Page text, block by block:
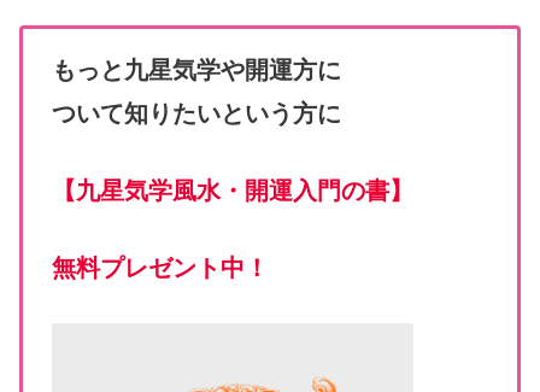
もっと九星気学や開運方に
ついて知りたいという方に
【九星気学風水・開運入門の書】
無料プレゼント中！